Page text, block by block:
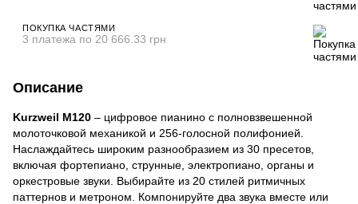
ПОКУПКА ЧАСТЯМИ
3 платежа по 20 666.33 грн
Описание
Kurzweil M120 – цифровое пианино с полновзвешенной
молоточковой механикой и 256-голосной полифонией.
Наслаждайтесь широким разнообразием из 30 пресетов,
включая фортепиано, струнные, электропиано, органы и
оркестровые звуки. Выбирайте из 20 стилей ритмичных
паттернов и метроном. Компонируйте два звука вместе или